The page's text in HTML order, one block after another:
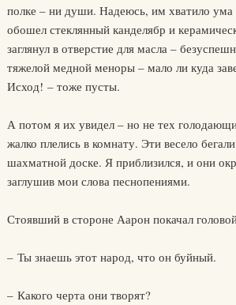
полке – ни души. Надеюсь, им хватило ума
обошел стеклянный канделябр и
заглянул в отверстие для масла –
тяжелой медной меноры – мало ли куда
Исход! – тоже пусты.
А потом я их увидел – но не тех
жалко плелись в комнату. Эти весело
шахматной доске. Я приблизился, и они
заглушив мои слова песнопениями.
Стоявший в стороне Аарон покачал
– Ты знаешь этот народ, что он буйный.
– Какого черта они творят?